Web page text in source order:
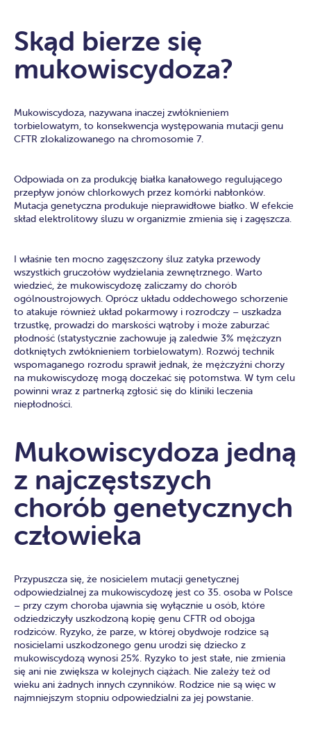
Skąd bierze się
mukowiscydoza?
Mukowiscydoza, nazywana inaczej zwłóknieniem
torbielowatym, to konsekwencja występowania mutacji genu
CFTR zlokalizowanego na chromosomie 7.
Odpowiada on za produkcję białka kanałowego regulującego
przepływ jonów chlorkowych przez komórki nabłonków.
Mutacja genetyczna produkuje nieprawidłowe białko. W efekcie
skład elektrolitowy śluzu w organizmie zmienia się i zagęszcza.
I właśnie ten mocno zagęszczony śluz zatyka przewody
wszystkich gruczołów wydzielania zewnętrznego. Warto
wiedzieć, że mukowiscydozę zaliczamy do chorób
ogólnoustrojowych. Oprócz układu oddechowego schorzenie
to atakuje również układ pokarmowy i rozrodczy – uszkadza
trzustkę, prowadzi do marskości wątroby i może zaburzać
płodność (statystycznie zachowuje ją zaledwie 3% mężczyzn
dotkniętych zwłóknieniem torbielowatym). Rozwój technik
wspomaganego rozrodu sprawił jednak, że mężczyźni chorzy
na mukowiscydozę mogą doczekać się potomstwa. W tym celu
powinni wraz z partnerką zgłosić się do kliniki leczenia
niepłodności.
Mukowiscydoza jedną
z najczęstszych
chorób genetycznych
człowieka
Przypuszcza się, że nosicielem mutacji genetycznej
odpowiedzialnej za mukowiscydozę jest co 35. osoba w Polsce
– przy czym choroba ujawnia się wyłącznie u osób, które
odziedziczyły uszkodzoną kopię genu CFTR od obojga
rodziców. Ryzyko, że parze, w której obydwoje rodzice są
nosicielami uszkodzonego genu urodzi się dziecko z
mukowiscydozą wynosi 25%. Ryzyko to jest stałe, nie zmienia
się ani nie zwiększa w kolejnych ciążach. Nie zależy też od
wieku ani żadnych innych czynników. Rodzice nie są więc w
najmniejszym stopniu odpowiedzialni za jej powstanie.